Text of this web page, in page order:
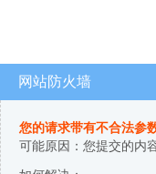
网站防火墙
您的请求带有不合法参
可能原因：您提交的内